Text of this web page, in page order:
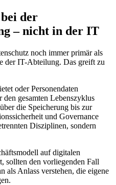
der
– nicht in der IT
noch immer primär als
der IT-Abteilung. Das greift zu
oder Personendaten
gesamten Lebenszyklus
die Speicherung bis zur
und Governance
Disziplinen, sondern
auf digitalen
sollten den vorliegenden Fall
als Anlass verstehen, die eigene